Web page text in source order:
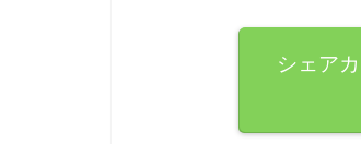
シェア